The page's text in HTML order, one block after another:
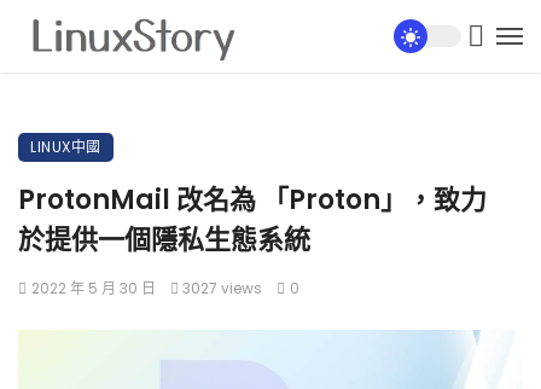
LINUX中國
ProtonMail 改名為 「Proton」，致力
於提供一個隱私生態系統
2022 年 5 月 30 日 3027 views 0